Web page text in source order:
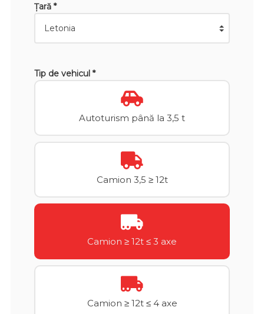
Țară *
Tip de vehicul *
Autoturism până la 3,5 t
Camion 3,5 ≥ 12t
Camion ≥ 12t ≤ 3 axe
Camion ≥ 12t ≤ 4 axe